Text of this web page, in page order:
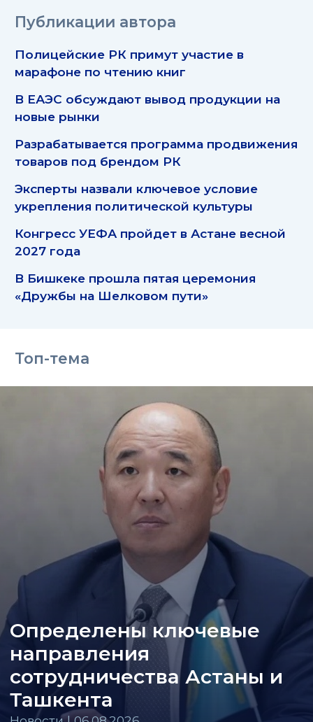
Публикации автора
Полицейские РК примут участие в
марафоне по чтению книг
В ЕАЭС обсуждают вывод продукции на
новые рынки
Разрабатывается программа продвижения
товаров под брендом РК
Эксперты назвали ключевое условие
укрепления политической культуры
Конгресс УЕФА пройдет в Астане весной
2027 года
В Бишкеке прошла пятая церемония
«Дружбы на Шелковом пути»
Топ-тема
Определены ключевые
направления
сотрудничества Астаны и
Ташкента